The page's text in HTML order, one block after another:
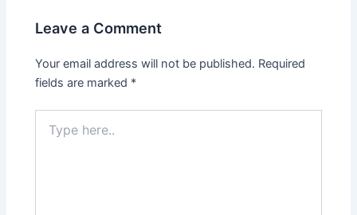
Leave a Comment
Your email address will not be published. Required
fields are marked *
here..